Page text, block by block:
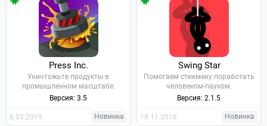
Press Inc.
Уничтожьте продукты в
промышленном масштабе.
Версия: 3.5
6.03.2019 Новинка
Swing Star
Помогаем стикмену поработать
человеком-пауком.
Версия: 2.1.5
18.11.2018 Новинка